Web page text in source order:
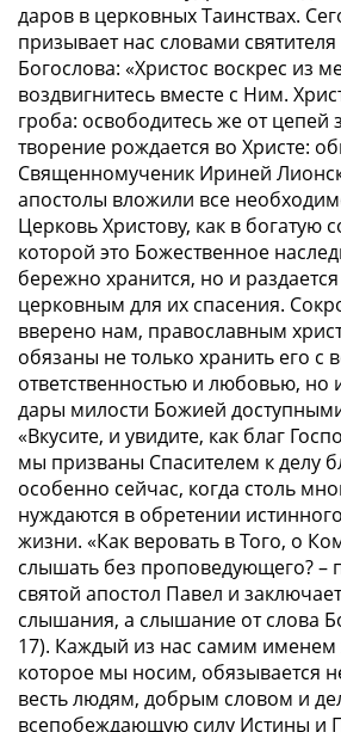
даров в церковных Таинствах.
призывает нас словами
Богослова: «Христос воскрес из
воздвигнитесь вместе с Ним.
гроба: освободитесь же от цепей
творение рождается во Христе:
Священномученик Ириней
апостолы вложили все
Церковь Христову, как в богатую
которой это Божественное
бережно хранится, но и
церковным для их спасения.
вверено нам, православным
обязаны не только хранить его с
ответственностью и любовью, но
дары милости Божией
«Вкусите, и увидите, как благ
мы призваны Спасителем к делу
особенно сейчас, когда столь
нуждаются в обретении
жизни. «Как веровать в Того, о
слышать без проповедующего?–
святой апостол Павел и
слышания, а слышание от слова
17). Каждый из нас самим именем
которое мы носим, обязывается
весть людям, добрым словом и
всепобеждающую силу Истины и